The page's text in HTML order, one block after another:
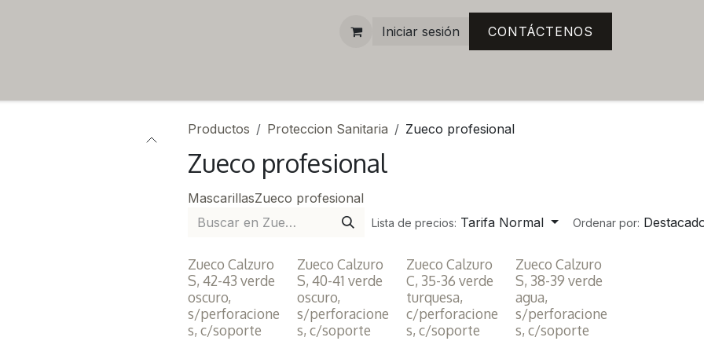
Iniciar sesión CONTÁCTENOS
Productos Proteccion Sanitaria Zueco profesional
Zueco profesional
MascarillasZueco profesional
Lista de precios: Tarifa Normal Ordenar por:
Zueco Calzuro
S, 42-43 verde
oscuro,
s/perforacione
s, c/soporte
Zueco Calzuro
S, 40-41 verde
oscuro,
s/perforacione
s, c/soporte
Zueco Calzuro
C, 35-36 verde
turquesa,
c/perforacione
s, c/soporte
Zueco Calzuro
S, 38-39 verde
agua,
s/perforacione
s, c/soporte